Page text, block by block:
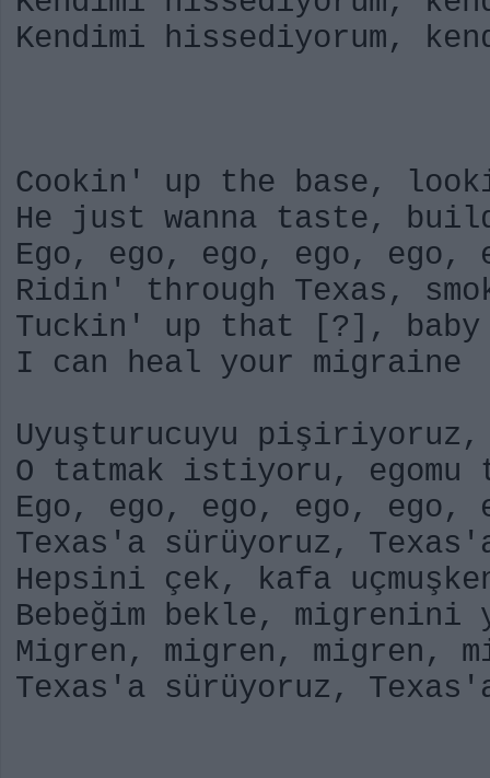
Kendimi hissediyorum,
Cookin' up the base,
He just wanna taste,
Ego, ego, ego, ego, ego,
Ridin' through Texas,
Tuckin' up that [?], baby
I can heal your migraine
Uyuşturucuyu
O tatmak istiyoru, egomu
Ego, ego, ego, ego, ego,
Texas'a sürüyoruz,
Hepsini çek, kafa
Bebeğim bekle,
Migren, migren, migren,
Texas'a sürüyoruz,